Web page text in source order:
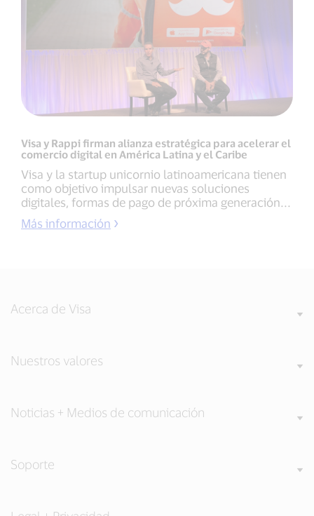
Visa y Rappi firman alianza estratégica para acelerar el
comercio digital en América Latina y el Caribe
Visa y la startup unicornio latinoamericana tienen
como objetivo impulsar nuevas soluciones
digitales, formas de pago de próxima generación...
Más información
Acerca de Visa
Nuestros valores
Noticias + Medios de comunicación
Soporte